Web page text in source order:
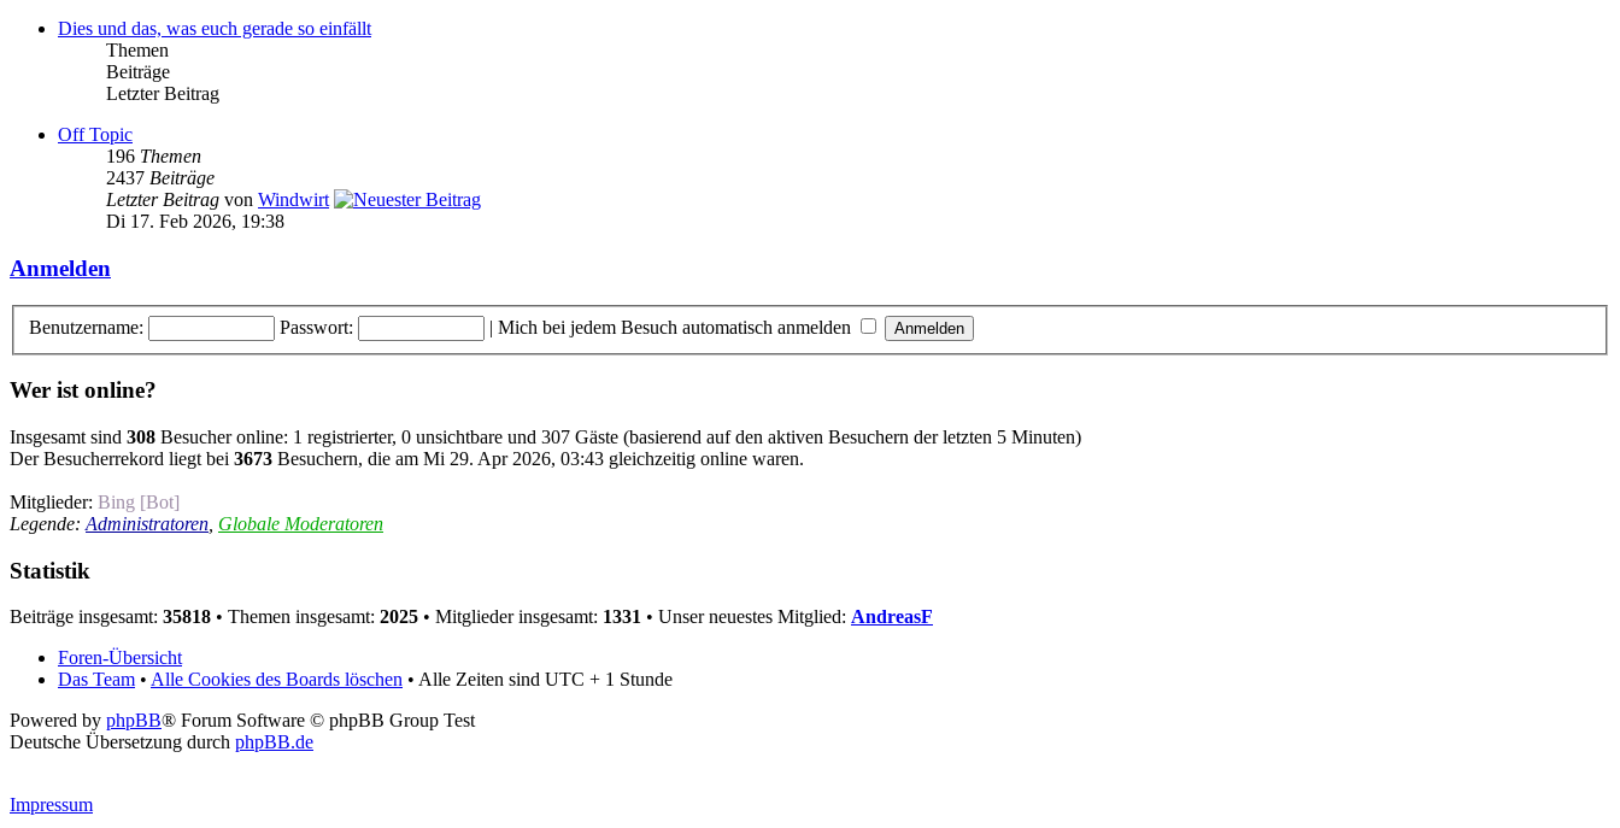
Dies und das, was euch gerade so einfällt
Themen
Beiträge
Letzter Beitrag
Off Topic
196 Themen
2437 Beiträge
Letzter Beitrag von Windwirt
Di 17. Feb 2026, 19:38
Anmelden
Benutzername: Passwort: | Mich bei jedem Besuch automatisch anmelden
Wer ist online?
Insgesamt sind 308 Besucher online: 1 registrierter, 0 unsichtbare und 307 Gäste (basierend auf den aktiven Besuchern der letzten 5 Minuten)
Der Besucherrekord liegt bei 3673 Besuchern, die am Mi 29. Apr 2026, 03:43 gleichzeitig online waren.
Mitglieder: Bing [Bot]
Legende: Administratoren Globale Moderatoren
Statistik
Beiträge insgesamt: 35818 • Themen insgesamt: 2025 • Mitglieder insgesamt: 1331 • Unser neuestes Mitglied: AndreasF
Foren-Übersicht
Das Team • Alle Cookies des Boards löschen • Alle Zeiten sind UTC + 1 Stunde
Powered by phpBB® Forum Software © phpBB Group Test
Deutsche Übersetzung durch phpBB.de
Impressum